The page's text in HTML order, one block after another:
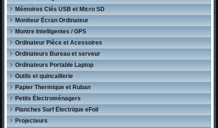
Mémoires Clés USB et Micro SD
Moniteur Écran Ordinateur
Montre Intelligentes / GPS
Ordinateur Pièce et Acessoires
Ordinateurs Bureau et serveur
Ordinateurs Portable Laptop
Outils et quincaillerie
Papier Thermique et Ruban
Petits Électroménagers
Planches Surf Électrique eFoil
Projecteurs